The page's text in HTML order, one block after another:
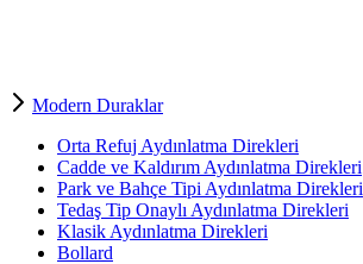
Modern Duraklar
Orta Refuj Aydınlatma Direkleri
Cadde ve Kaldırım Aydınlatma Direkleri
Park ve Bahçe Tipi Aydınlatma Direkleri
Tedaş Tip Onaylı Aydınlatma Direkleri
Klasik Aydınlatma Direkleri
Bollard